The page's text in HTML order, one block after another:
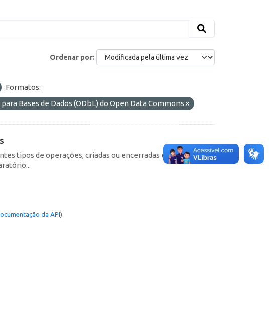
Ordenar por
Formatos:
Bases de Dados (ODbL) do Open Data Commons
tipos de operações, criadas ou encerradas em cada
da API).